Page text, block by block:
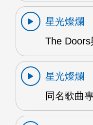
星光燦爛
The
星光燦爛
同名歌曲